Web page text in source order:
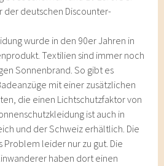
der deutschen Discounter-
wurde in den 90er Jahren in
Textilien sind immer noch
Sonnenbrand. So gibt es
mit einer zusätzlichen
die einen Lichtschutzfaktor von
ist auch in
und der Schweiz erhältlich. Die
Problem leider nur zu gut. Die
haben dort einen